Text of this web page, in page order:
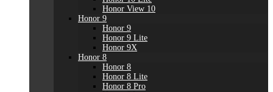
Honor View 10
Honor 9
Honor 9
Honor 9 Lite
Honor 9X
Honor 8
Honor 8
Honor 8 Lite
Honor 8 Pro